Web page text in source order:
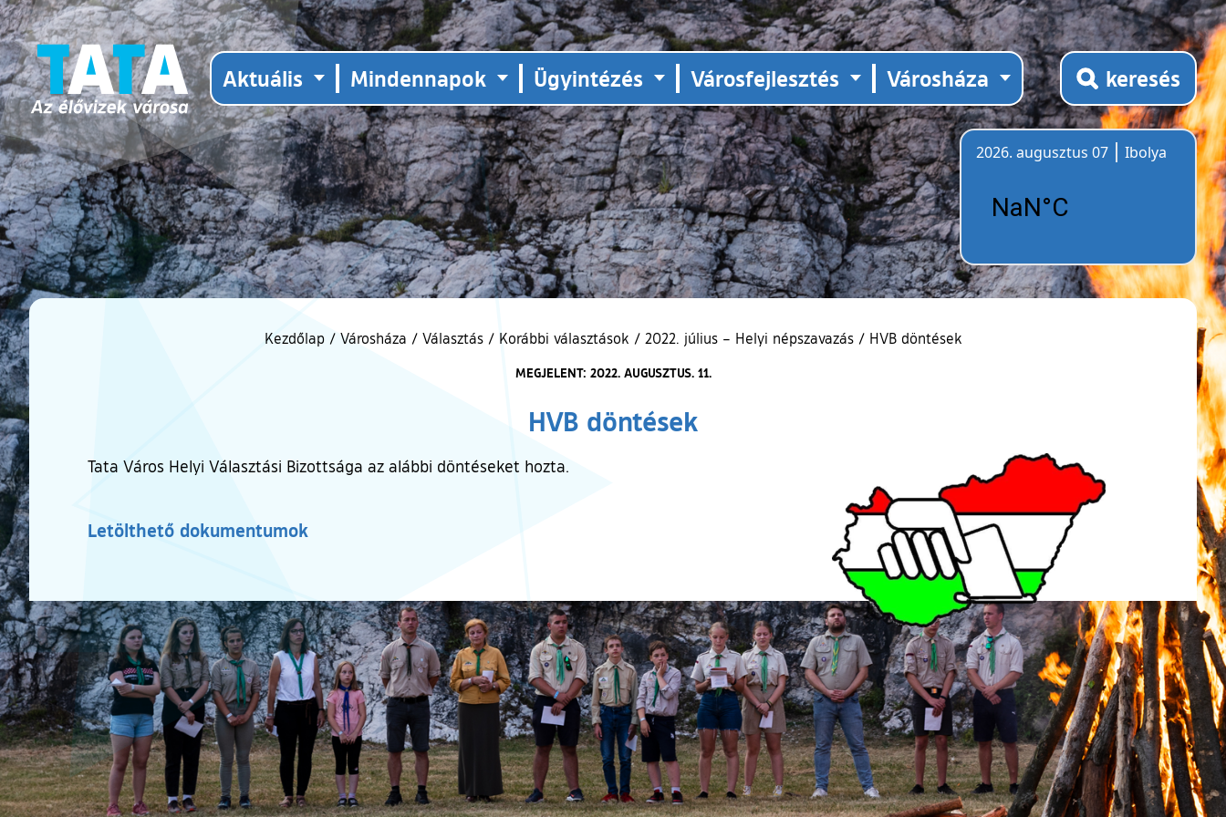
Aktuális Mindennapok Ügyintézés Városfejlesztés Városháza keresés
2026. augusztus 07
Ibolya
Kezdőlap / Városháza / Választás / Korábbi választások / 2022. július – Helyi népszavazás / HVB döntések
MEGJELENT: 2022. AUGUSZTUS. 11.
HVB döntések
Tata Város Helyi Választási Bizottsága az alábbi döntéseket hozta.
Letölthető dokumentumok